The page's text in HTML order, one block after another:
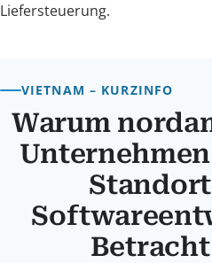
Liefersteuerung.
VIETNAM – KURZINFO
Warum